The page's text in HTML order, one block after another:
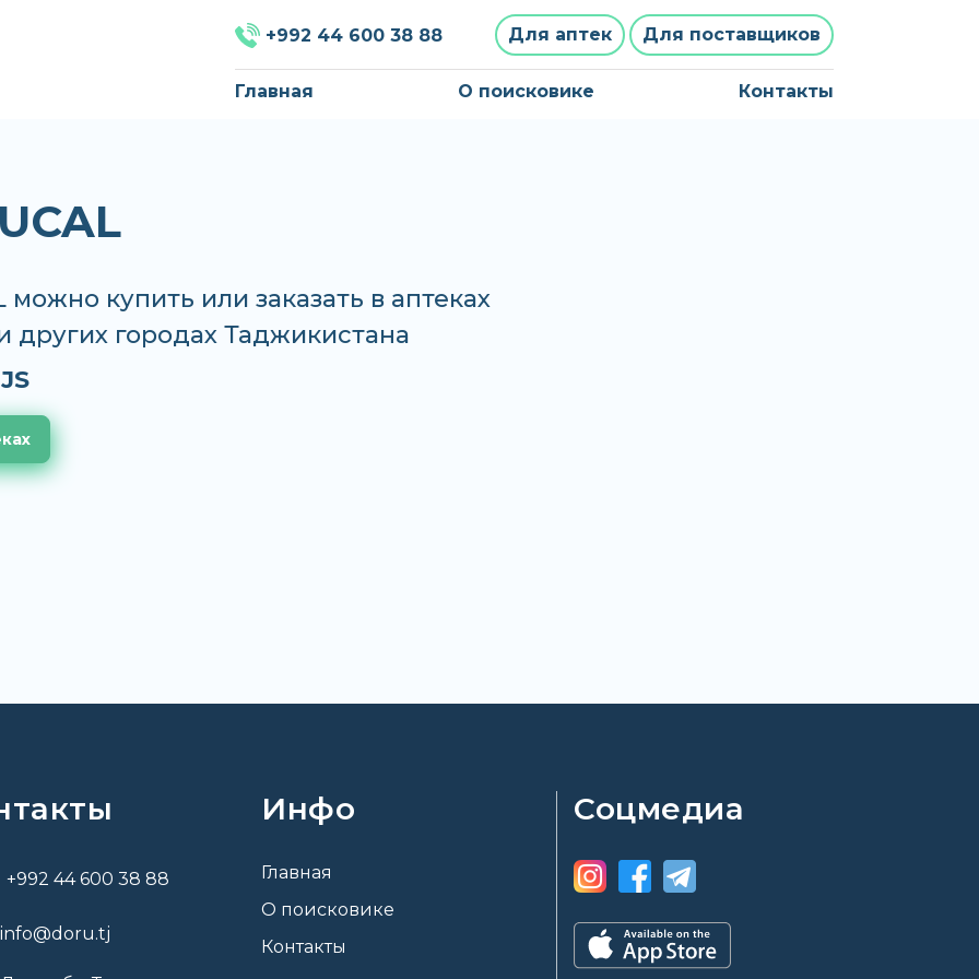
+992 44 600 38 88 Для аптек Для поставщиков
Главная О поисковике Контакты
можно купить или заказать в аптеках
других городах Таджикистана
+992 44 600 38 88
info@doru.tj
Инфо
Главная
О поисковике
Контакты
Соцмедиа